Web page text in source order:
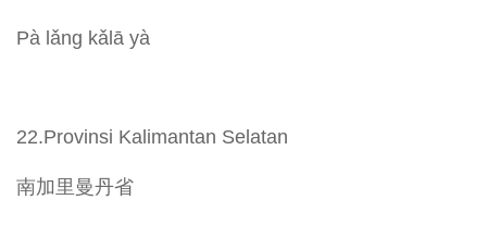
Pà lǎng kǎlā yà
22.Provinsi Kalimantan Selatan
南加里曼丹省